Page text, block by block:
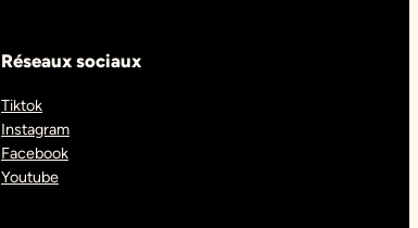
Réseaux sociaux
Tiktok
Instagram
Facebook
Youtube